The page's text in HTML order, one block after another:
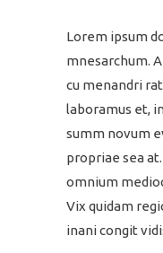
Lorem ipsum
mnesarchum.
cu menandri
laboramus et,
summ novum
propriae sea
omnium
Vix quidam
inani congit